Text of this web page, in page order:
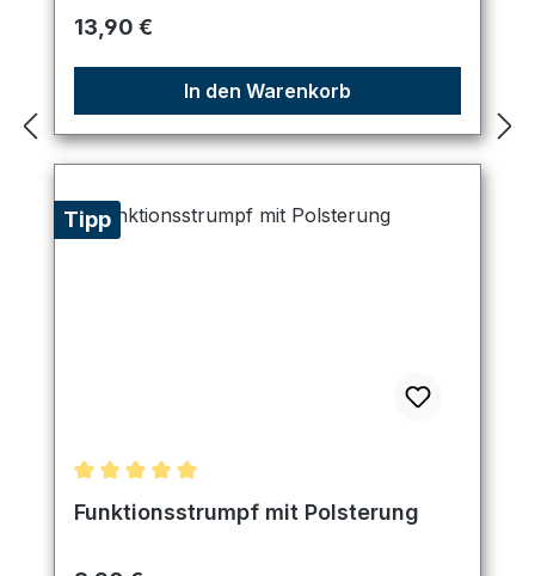
Regulärer Preis:
13,90 €
In den Warenkorb
Tipp
Durchschnittliche Bewertung von 5 von 5 Sternen
Funktionsstrumpf mit Polsterung